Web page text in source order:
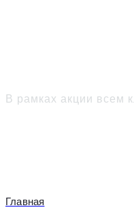
В рамках акции всем
Главная